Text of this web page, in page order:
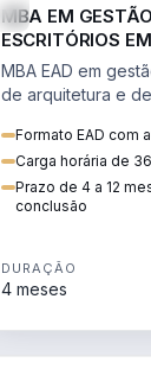
MBA EM
ESCRITÓRIOS
E DESIGN
MBA EAD em
de arquitetura e
gestão de equipes
Formato EAD com
Carga horária de
Prazo de 4 a 12
conclusão
DURAÇÃO
4 meses